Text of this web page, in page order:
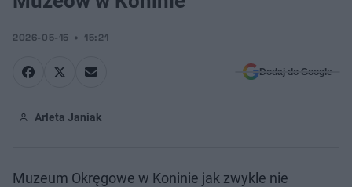
2026-05-15 15:21
Dodaj do Google
Arleta Janiak
Muzeum Okręgowe w Koninie jak zwykle nie